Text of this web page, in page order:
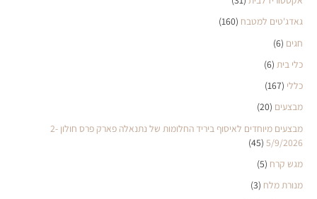
גאדג'טים למטבח (160)
חגים (6)
כלי בית (6)
כללי (167)
מבצעים (20)
מבצעים מיוחדים לאיסוף ביריד החלומות של נתנאלה פארק פרס חולון 2-
5/9/2026
(45)
מגש קרח (5)
מנורת מלח (3)